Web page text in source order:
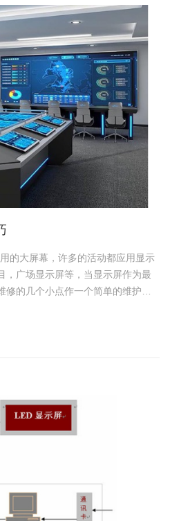
的大屏幕，许多的活动都应用显示
，广场显示屏等，当显示屏作为最
的几个小点作一个简单的维护分
的、严重的先处理，小问题后处